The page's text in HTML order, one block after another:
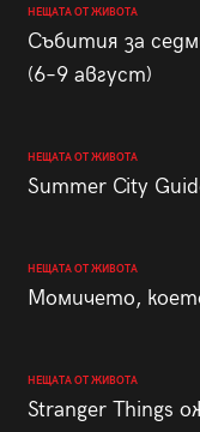
НЕЩАТА ОТ ЖИВОТА
Събития за
(6–9 август)
НЕЩАТА ОТ ЖИВОТА
Summer City
НЕЩАТА ОТ ЖИВОТА
Момичето,
НЕЩАТА ОТ ЖИВОТА
Stranger Things